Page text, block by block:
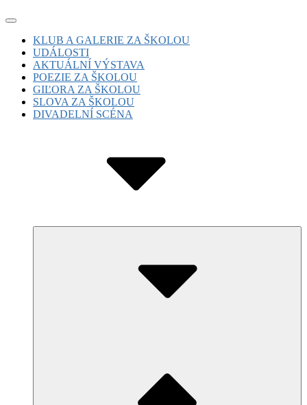
Skip
content
Site
Navigation
Site
Navigation
KLUB A GALERIE ZA ŠKOLOU
UDÁLOSTI
AKTUÁLNÍ VÝSTAVA
POEZIE ZA ŠKOLOU
GIĽORA ZA ŠKOLOU
SLOVA ZA ŠKOLOU
DIVADELNÍ SCÉNA